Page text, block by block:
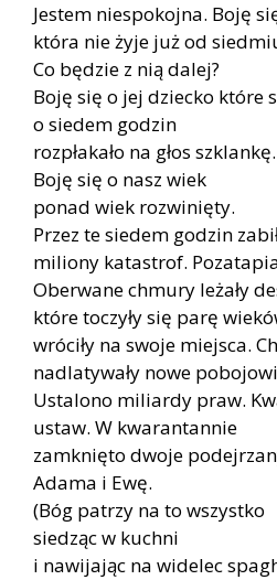
Jestem niespokojna. Boję
która nie żyje już od
Co będzie z nią dalej?
Boję się o jej dziecko które
o siedem godzin
rozpłakało na głos szklankę.
Boję się o nasz wiek
ponad wiek rozwinięty.
Przez te siedem godzin
miliony katastrof.
Oberwane chmury leżały
które toczyły się parę
wróciły na swoje miejsca.
nadlatywały nowe
Ustalono miliardy praw.
ustaw. W kwarantannie
zamknięto dwoje
Adama i Ewę.
(Bóg patrzy na to wszystko
siedząc w kuchni
i nawijając na widelec